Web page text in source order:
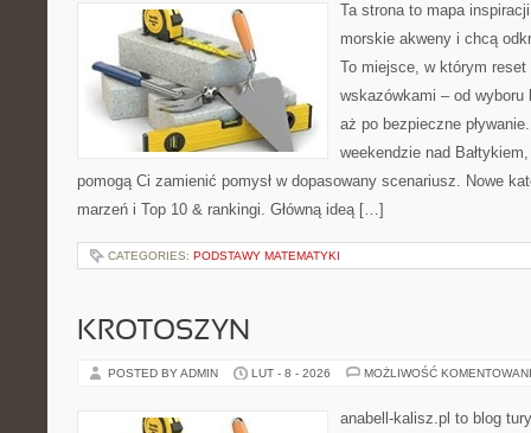
Ta strona to mapa
morskie akweny i chcą
To miejsce, w którym
wskazówkami – od wyboru
aż po bezpieczne
weekendzie nad
pomogą Ci zamienić pomysł w dopasowany scenariusz. Nowe
marzeń i Top 10 & rankingi. Główną ideą […]
CATEGORIES: PODSTAWY MATEMATYKI
KROTOSZYN
POSTED BY ADMIN LUT - 8 - 2026 MOŻLIWOŚĆ
anabell-kalisz.pl to blog